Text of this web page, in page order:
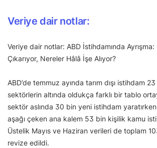
Veriye dair notlar:
Veriye dair notlar: ABD İstihdamında
Çıkarıyor, Nereler Hâlâ İşe Alıyor?
ABD’de temmuz ayında tarım dışı istihdam
sektörlerin altında oldukça farklı bir tablo
sektör aslında 30 bin yeni istihdam
aşağı çeken ana kalem 53 bin kişilik kamu
Üstelik Mayıs ve Haziran verileri de toplam
revize edildi.